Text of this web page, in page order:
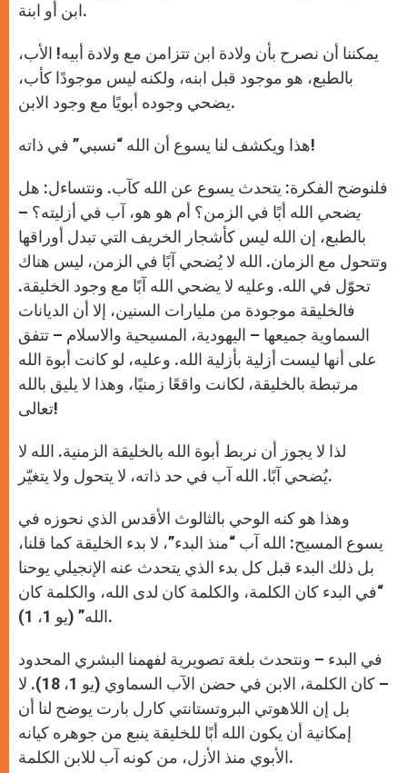
ابن أو ابنة.
يمكننا أن نصرح بأن ولادة ابن تتزامن مع ولادة أبيه! الأب،
بالطبع، هو موجود قبل ابنه، ولكنه ليس موجودًا كأب،
يضحي وجوده أبويًا مع وجود الابن.
هذا ويكشف لنا يسوع أن الله “نسبي” في ذاته!
فلنوضح الفكرة: يتحدث يسوع عن الله كآب. ونتساءل: هل
يضحي الله أبًا في الزمن؟ أم هو هو، آب في أزليته؟ –
بالطبع، إن الله ليس كأشجار الخريف التي تبدل أوراقها
وتتحول مع الزمان. الله لا يُضحي آبًا في الزمن، ليس هناك
تحوّل في الله. وعليه لا يضحي الله آبًا مع وجود الخليقة.
فالخليقة موجودة من مليارات السنين، إلا أن الديانات
السماوية جميعها – اليهودية، المسيحية والاسلام – تتفق
على أنها ليست أزلية بأزلية الله. وعليه، لو كانت أبوة الله
مرتبطة بالخليقة، لكانت واقعًا زمنيًا، وهذا لا يليق بالله
تعالى!
لذا لا يجوز أن نربط أبوة الله بالخليقة الزمنية. الله لا
يُضحي آبًا. الله آب في حد ذاته، لا يتحول ولا يتغيّر.
وهذا هو كنه الوحي بالثالوث الأقدس الذي نحوزه في
يسوع المسيح: الله آب “منذ البدء”، لا بدء الخليقة كما قلنا،
بل ذلك البدء قبل كل بدء الذي يتحدث عنه الإنجيلي يوحنا
“في البدء كان الكلمة، والكلمة كان لدى الله، والكلمة كان
الله” (يو 1، 1).
في البدء – ونتحدث بلغة تصويرية لفهمنا البشري المحدود
– كان الكلمة، الابن في حضن الآب السماوي (يو 1، 18). لا
بل إن اللاهوتي البروتستانتي كارل بارت يوضح لنا أن
إمكانية أن يكون الله أبًا للخليقة ينبع من جوهره كيانه
الأبوي منذ الأزل، من كونه آب للابن الكلمة.